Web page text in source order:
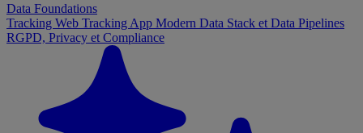
Data Foundations
Tracking Web Tracking App Modern Data Stack et Data Pipelines
RGPD, Privacy et Compliance